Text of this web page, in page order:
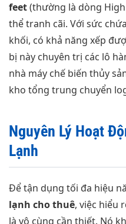
feet(thường là dòng High
thể tranh cãi. Với sức
khối, có khả năng xếp
bị này chuyên trị các lô
nhà máy chế biến thủy
kho tổng trung chuyển
Nguyên Lý Hoạt
Lạnh
Để tận dụng tối đa hiệu
lạnh cho thuê, việc hiểu
là vô cùng cần thiết. Nó